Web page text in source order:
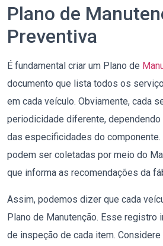
Plano de
Preventiva
É fundamental criar um Plano de
documento que lista todos os
em cada veículo. Obviamente, cada
periodicidade diferente,
das especificidades do
podem ser coletadas por meio do
que informa as recomendações da
Assim, podemos dizer que cada
Plano de Manutenção. Esse registro
de inspeção de cada item.